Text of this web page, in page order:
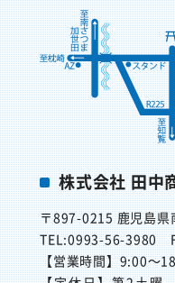
株式会社 田中
〒897-0215鹿児島県
TEL:0993-56-3980
【営業時間】9:00～